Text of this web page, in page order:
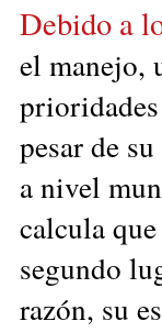
Debido a
el manejo,
pesar de
a nivel
calcula
segundo
razón, su